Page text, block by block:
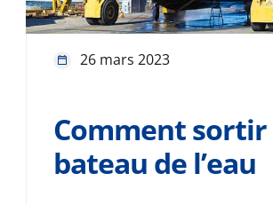
26 mars 2023
Comment sortir
bateau de l’eau